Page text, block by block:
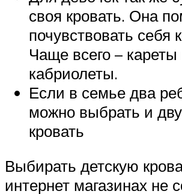
своя кровать. Она
почувствовать себя
Чаще всего – кареты
кабриолеты.
Если в семье два
можно выбрать и
кровать
Выбирать детскую
интернет магазинах не